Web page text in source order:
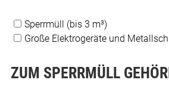
Sperrmüll (bis 3 m³)
Große Elektrogeräte und
ZUM SPERRMÜLL